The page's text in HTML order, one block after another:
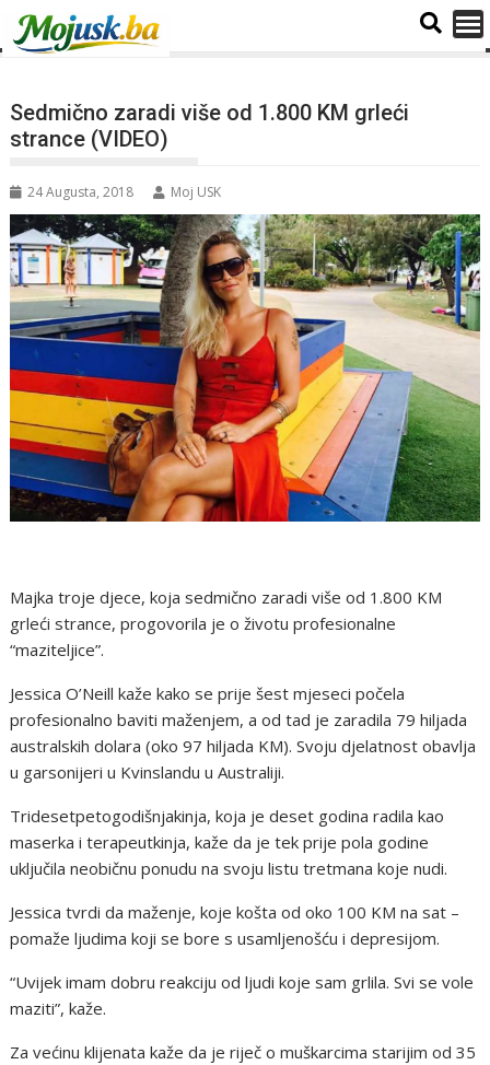
Sedmično zaradi više od 1.800 KM grleći
strance (VIDEO)
24 Augusta, 2018 Moj USK
Majka troje djece, koja sedmično zaradi više od 1.800 KM
grleći strance, progovorila je o životu profesionalne
“maziteljice”.
Jessica O’Neill kaže kako se prije šest mjeseci počela
profesionalno baviti maženjem, a od tad je zaradila 79 hiljada
australskih dolara (oko 97 hiljada KM). Svoju djelatnost obavlja
u garsonijeri u Kvinslandu u Australiji.
Tridesetpetogodišnjakinja, koja je deset godina radila kao
maserka i terapeutkinja, kaže da je tek prije pola godine
uključila neobičnu ponudu na svoju listu tretmana koje nudi.
Jessica tvrdi da maženje, koje košta od oko 100 KM na sat –
pomaže ljudima koji se bore s usamljenošću i depresijom.
“Uvijek imam dobru reakciju od ljudi koje sam grlila. Svi se vole
maziti”, kaže.
Za većinu klijenata kaže da je riječ o muškarcima starijim od 35